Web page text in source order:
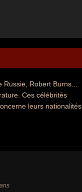
Robert Burns...
Ces célébrités
leurs nationalités